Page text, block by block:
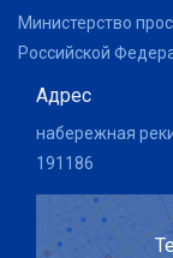
Министерство
Российской
Адрес
набережная
191186